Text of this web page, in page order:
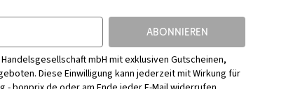
ABONNIEREN
mbH mit exklusiven Gutscheinen,
Diese Einwilligung kann jederzeit mit Wirkung für